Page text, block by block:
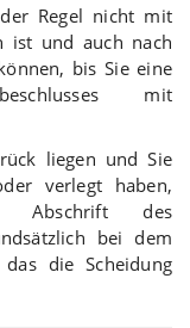
Regel nicht mit
ist und auch nach
bis Sie eine
mit
liegen und Sie
verlegt haben,
Abschrift des
bei dem
die Scheidung